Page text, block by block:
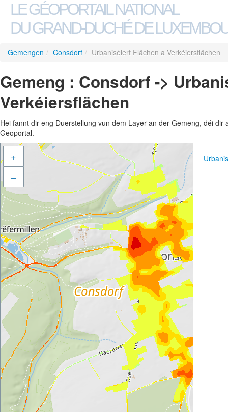
LE GÉOPORTAIL NATIONAL
DU GRAND-DUCHÉ DE
Gemengen / Consdorf / Urbaniséiert Flächen a Verkéiersflächen
Gemeng : Consdorf ->
Verkéiersflächen
Hei fannt dir eng Duerstellung vun dem Layer an der Gemeng, déi
Geoportal.
+
–